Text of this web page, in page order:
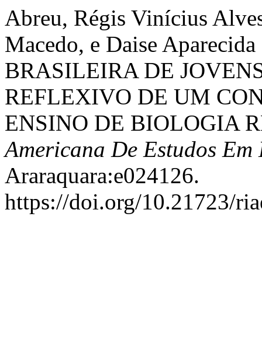
Abreu, Régis Vinícius
Macedo, e Daise
BRASILEIRA DE
REFLEXIVO DE UM
ENSINO DE BIOLOGIA
Americana De Estudos Em
Araraquara:e024126.
https://doi.org/10.21723/